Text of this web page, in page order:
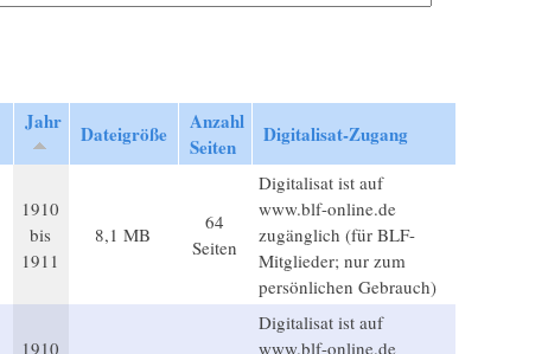
Jahr Dateigröße
Anzahl
Seiten
Digitalisat-Zugang
1910
bis
1911
8,1 MB
64
Seiten
Digitalisat ist auf
www.blf-online.de
zugänglich (für BLF-
Mitglieder; nur zum
persönlichen Gebrauch)
1910
Digitalisat ist auf
www.blf-online.de